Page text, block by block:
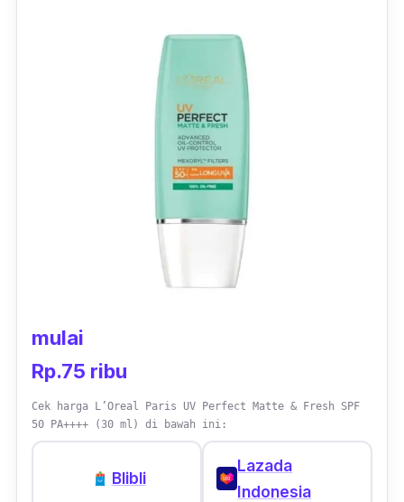
mulai
Rp.75 ribu
Cek harga L’Oreal Paris UV Perfect Matte & Fresh SPF
50 PA++++ (30 ml) di bawah ini:
Blibli
Lazada
Indonesia